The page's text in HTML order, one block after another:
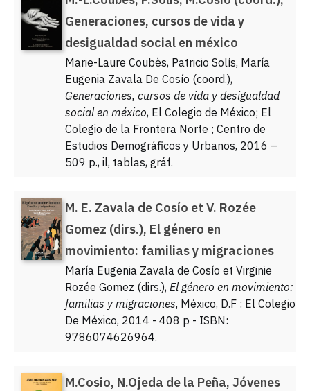
Generaciones, cursos de vida y
desigualdad social en méxico
Marie-Laure Coubès, Patricio Solís, María
Eugenia Zavala De Cosío (coord.),
Generaciones, cursos de vida y desigualdad
social en méxico, El Colegio de México; El
Colegio de la Frontera Norte ; Centro de
Estudios Demográficos y Urbanos, 2016 –
509 p., il, tablas, gráf.
M. E. Zavala de Cosío et V. Rozée
Gomez (dirs.), El género en
movimiento: familias y migraciones
María Eugenia Zavala de Cosío et Virginie
Rozée Gomez (dirs.), El género en movimiento:
familias y migraciones, México, D.F : El Colegio
De México, 2014 - 408 p - ISBN:
9786074626964.
M.Cosio, N.Ojeda de la Peña, Jóvenes